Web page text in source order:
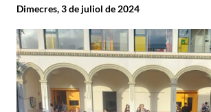
Dimecres, 3 de juliol de 2024